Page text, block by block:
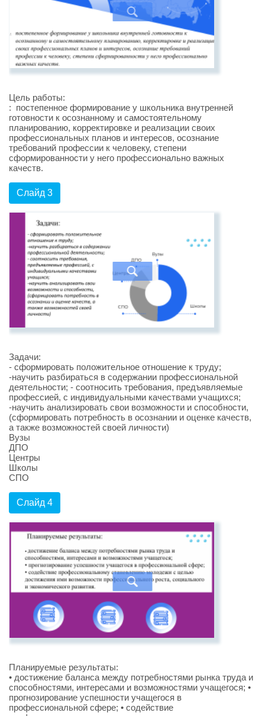
Цель работы:
: постепенное формирование у школьника внутренней
готовности к осознанному и самостоятельному
планированию, корректировке и реализации своих
профессиональных планов и интересов, осознание
требований профессии к человеку, степени
сформированности у него профессионально важных
качеств.
Слайд 3
Задачи:
- сформировать положительное отношение к труду;
-научить разбираться в содержании профессиональной
деятельности; - соотносить требования, предъявляемые
профессией, с индивидуальными качествами учащихся;
-научить анализировать свои возможности и способности,
(сформировать потребность в осознании и оценке качеств,
а также возможностей своей личности)
Вузы
ДПО
Центры
Школы
СПО
Слайд 4
Планируемые результаты:
• достижение баланса между потребностями рынка труда и
способностями, интересами и возможностями учащегося; •
прогнозирование успешности учащегося в
профессиональной сфере; • содействие